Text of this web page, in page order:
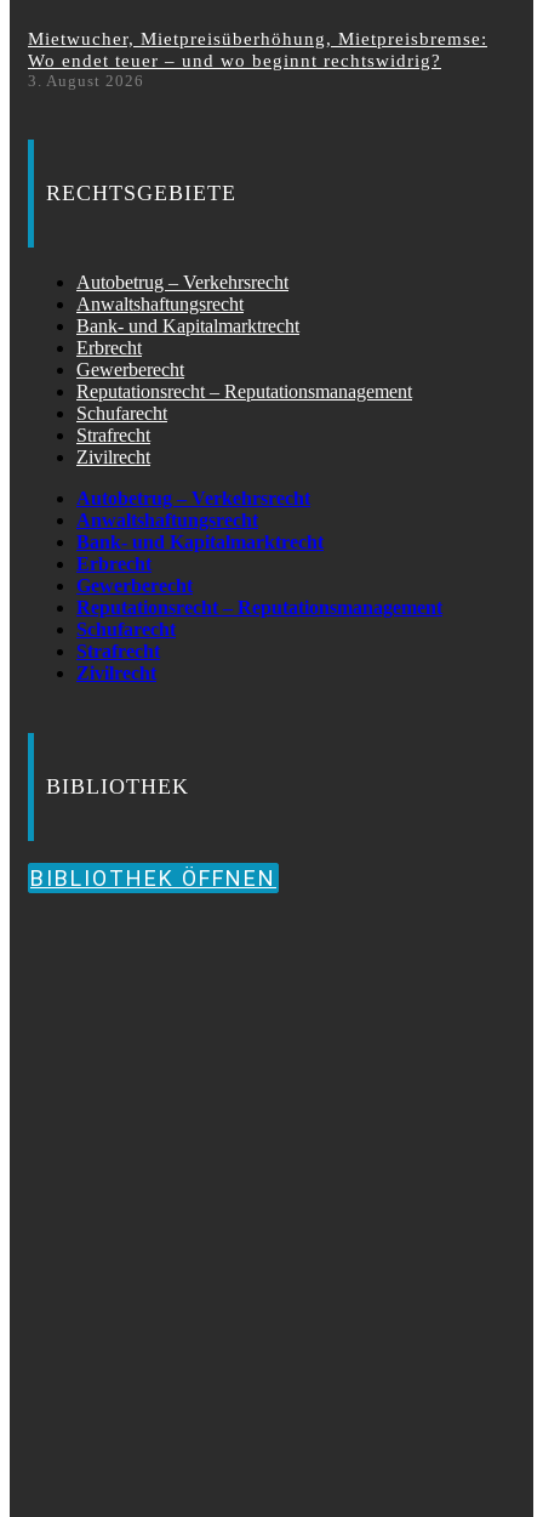
Mietwucher, Mietpreisüberhöhung, Mietpreisbremse:
Wo endet teuer – und wo beginnt rechtswidrig?
3. August 2026
RECHTSGEBIETE
Autobetrug – Verkehrsrecht
Anwaltshaftungsrecht
Bank- und Kapitalmarktrecht
Erbrecht
Gewerberecht
Reputationsrecht – Reputationsmanagement
Schufarecht
Strafrecht
Zivilrecht
Autobetrug – Verkehrsrecht
Anwaltshaftungsrecht
Bank- und Kapitalmarktrecht
Erbrecht
Gewerberecht
Reputationsrecht – Reputationsmanagement
Schufarecht
Strafrecht
Zivilrecht
BIBLIOTHEK
BIBLIOTHEK ÖFFNEN